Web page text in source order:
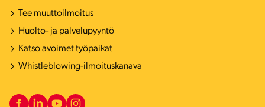
Tee muuttoilmoitus
Huolto- ja palvelupyyntö
Katso avoimet työpaikat
Whistleblowing-ilmoituskanava